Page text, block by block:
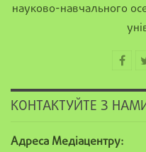
науково-навчального
КОНТАКТУЙТЕ З
Адреса Медіацентру: